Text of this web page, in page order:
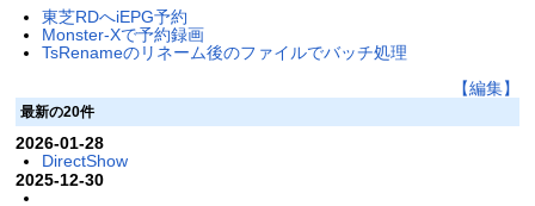
東芝RDへiEPG予約
Monster-Xで予約録画
TsRenameのリネーム後のファイルでバッチ処理
【編集】
最新の20件
2026-01-28
DirectShow
2025-12-30